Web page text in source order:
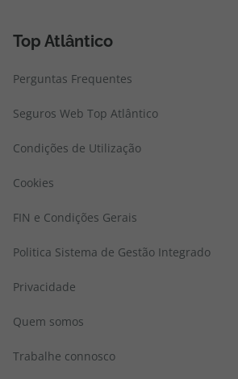
Top Atlântico
Perguntas Frequentes
Seguros Web Top Atlântico
Condições de Utilização
Cookies
FIN e Condições Gerais
Politica Sistema de Gestão Integrado
Privacidade
Quem somos
Trabalhe connosco